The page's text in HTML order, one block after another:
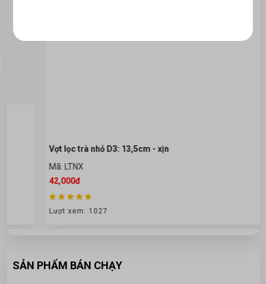
Vợt lọc trà nhỏ D3: 13,5cm - xịn
Mã: LTNX
42,000đ
Lượt xem: 1027
SẢN PHẨM BÁN CHẠY